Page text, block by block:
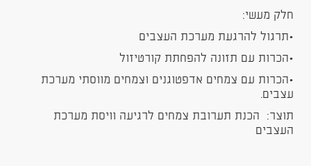
חלק מעשי:
•תרגול להרגעת מערכת העצבים
•הכרות עם תזונה להפחתת קורטיזול
•הכרות עם צמחים אדפטוגנים וצמחים מווסתי מערכת
עצבים.
תוצר: הכנת תערובת צמחים לרגיעה וויסת מערכת
העצבים